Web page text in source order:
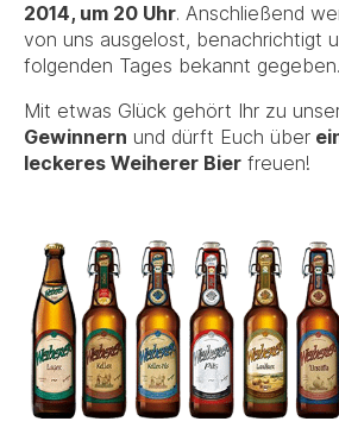
2014, um 20 Uhr. Anschließend
von uns ausgelost, benachrichtigt
folgenden Tages bekannt gegeben.
Mit etwas Glück gehört Ihr zu
Gewinnern und dürft Euch über
leckeres Weiherer Bier freuen!